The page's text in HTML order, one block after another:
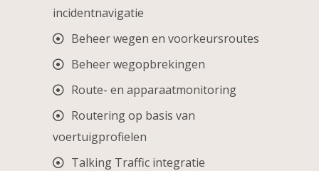
incidentnavigatie
Beheer wegen en voorkeursroutes
Beheer wegopbrekingen
Route- en apparaatmonitoring
Routering op basis van
voertuigprofielen
Talking Traffic integratie